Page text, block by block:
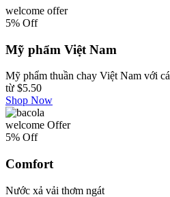
welcome offer
5% Off
Mỹ phẩm Việt Nam
Mỹ phẩm thuần chay Việt Nam với
từ $5.50
Shop Now
welcome Offer
5% Off
Comfort
Nước xả vải thơm ngát